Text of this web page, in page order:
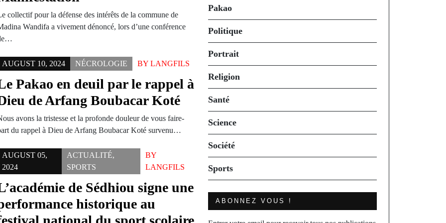
collectif pour la défense des intérêts de la commune de
Wandifa a vivement dénoncé, lors d’une conférence
AUGUST 10, 2024 NÉCROLOGIE BY LANGFILS
Pakao en deuil par le rappel à
de Arfang Boubacar Koté
avons la tristesse et la profonde douleur de vous faire-
du rappel à Dieu de Arfang Boubacar Koté survenu…
AUGUST 05,
2024
ACTUALITÉ,
SPORTS
BY
LANGFILS
de Sédhiou signe une
historique au
Pakao
Politique
Portrait
Religion
Santé
Science
Société
Sports
ABONNEZ VOUS !